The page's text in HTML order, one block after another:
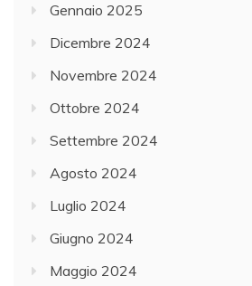
Gennaio 2025
Dicembre 2024
Novembre 2024
Ottobre 2024
Settembre 2024
Agosto 2024
Luglio 2024
Giugno 2024
Maggio 2024